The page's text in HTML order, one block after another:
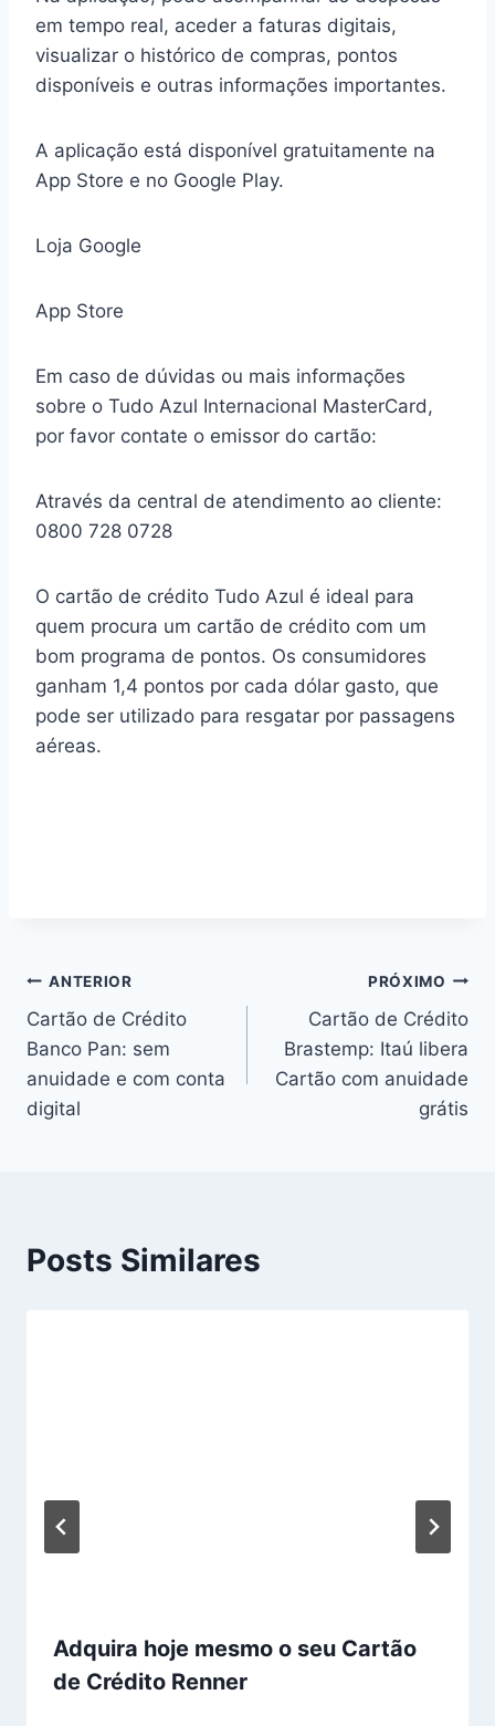
em tempo real, aceder a faturas digitais,
visualizar o histórico de compras, pontos
disponíveis e outras informações importantes.
A aplicação está disponível gratuitamente na
App Store e no Google Play.
Loja Google
App Store
Em caso de dúvidas ou mais informações
sobre o Tudo Azul Internacional MasterCard,
por favor contate o emissor do cartão:
Através da central de atendimento ao cliente:
0800 728 0728
O cartão de crédito Tudo Azul é ideal para
quem procura um cartão de crédito com um
bom programa de pontos. Os consumidores
ganham 1,4 pontos por cada dólar gasto, que
pode ser utilizado para resgatar por passagens
aéreas.
ANTERIOR
Cartão de Crédito
Banco Pan: sem
anuidade e com conta
digital
PRÓXIMO
Cartão de Crédito
Brastemp: Itaú libera
Cartão com anuidade
grátis
Posts Similares
Adquira hoje mesmo o seu Cartão
de Crédito Renner